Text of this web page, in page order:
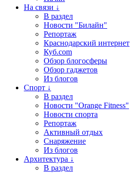
На связи ↓
В раздел
Новости "Билайн"
Репортаж
Краснодарский интернет
Куб.com
Обзор блогосферы
Обзор гаджетов
Из блогов
Спорт ↓
В раздел
Новости "Orange Fitness"
Новости спорта
Репортаж
Активный отдых
Снаряжение
Из блогов
Архитектура ↓
В раздел